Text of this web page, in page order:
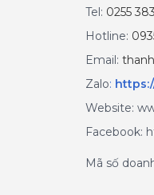
Tel: 0255
Hotline:
Email:
Zalo:
Website:
Facebook:
Mã số